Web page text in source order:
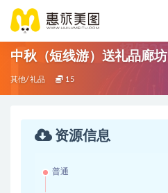
中秋（短线游）送礼品廊坊
其他/礼品 15
资源信息
普通